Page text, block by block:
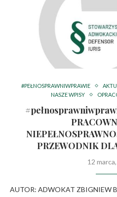
#PEŁNOSPRAWNIWPRAWIE
NASZE WPISY
PRZEWODNIK
12
AUTOR: ADWOKAT ZBIGNIEW